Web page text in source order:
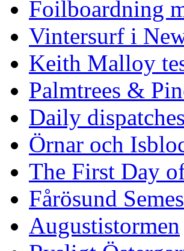
Foilboardning
Vintersurf i
Keith Malloy
Palmtrees &
Daily
Örnar och
The First Day
Fårösund
Augustistormen